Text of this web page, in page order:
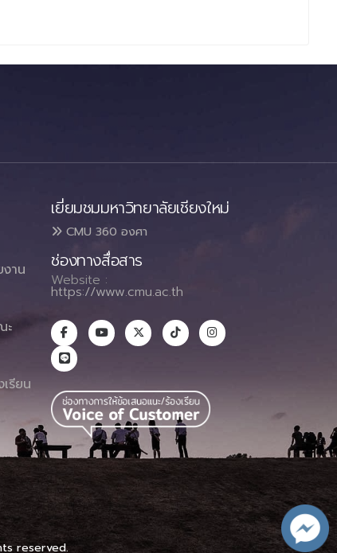
าน
ะ
รียน
เยี่ยมชมมหาวิทยาลัยเชียงใหม่
CMU 360 องศา
ช่องทางสื่อสาร
Website :
https://www.cmu.ac.th
reserved.